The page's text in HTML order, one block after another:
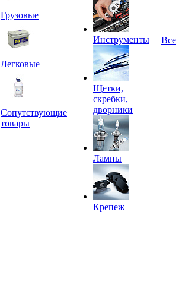
Грузовые
Легковые
Сопутствующие
товары
Инструменты
Щетки,
скребки,
дворники
Лампы
Крепеж
Все